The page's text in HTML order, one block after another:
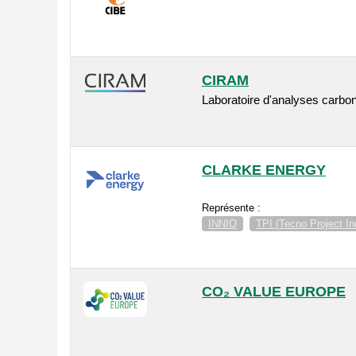
CIRAM
Laboratoire d'analyses
CLARKE ENERGY
Représente :
INNIO
TPI (Tecno Project
CO₂ VALUE EUROPE